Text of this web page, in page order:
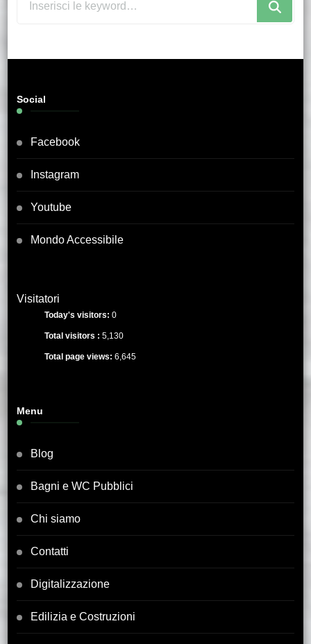
Social
Facebook
Instagram
Youtube
Mondo Accessibile
Visitatori
Today's visitors: 0
Total visitors : 5,130
Total page views: 6,645
Menu
Blog
Bagni e WC Pubblici
Chi siamo
Contatti
Digitalizzazione
Edilizia e Costruzioni